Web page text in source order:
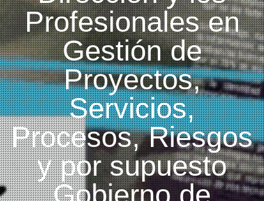
Profesionales en
Gestión de
Proyectos,
Servicios,
Procesos, Riesgos
y por supuesto
Gobierno de